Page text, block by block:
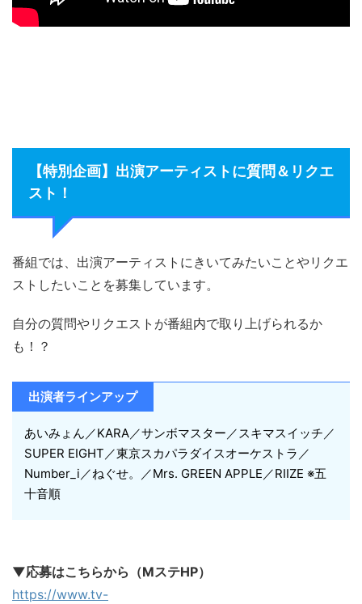
【特別企画】出演アーティストに質問＆リクエ
スト！
番組では、出演アーティストにきいてみたいことやリクエ
ストしたいことを募集しています。
自分の質問やリクエストが番組内で取り上げられるか
も！？
出演者ラインアップ
あいみょん／KARA／サンボマスター／スキマスイッチ／
SUPER EIGHT／東京スカパラダイスオーケストラ／
Number_i／ねぐせ。／Mrs. GREEN APPLE／RIIZE ※五
十音順
▼応募はこちらから（MステHP）
https://www.tv-